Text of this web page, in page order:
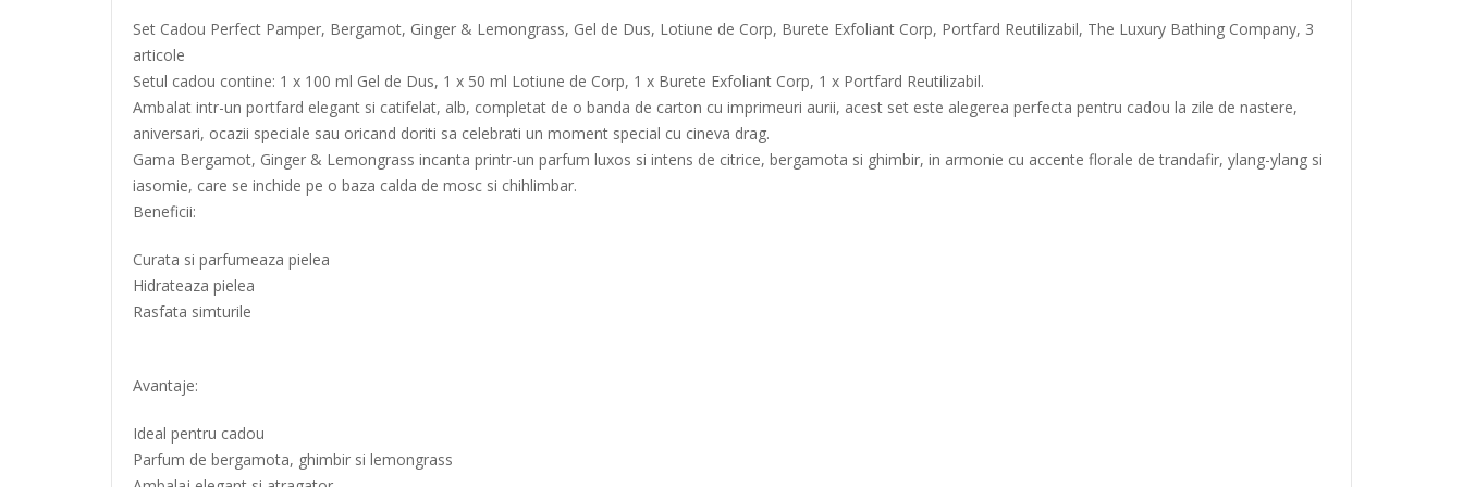
Set Cadou Perfect Pamper, Bergamot, Ginger & Lemongrass, Gel de Dus, Lotiune de Corp, Burete Exfoliant Corp, Portfard Reutilizabil, The Luxury Bathing Company, 3
articole
Setul cadou contine: 1 x 100 ml Gel de Dus, 1 x 50 ml Lotiune de Corp, 1 x Burete Exfoliant Corp, 1 x Portfard Reutilizabil.
Ambalat intr-un portfard elegant si catifelat, alb, completat de o banda de carton cu imprimeuri aurii, acest set este alegerea perfecta pentru cadou la zile de nastere,
aniversari, ocazii speciale sau oricand doriti sa celebrati un moment special cu cineva drag.
Gama Bergamot, Ginger & Lemongrass incanta printr-un parfum luxos si intens de citrice, bergamota si ghimbir, in armonie cu accente florale de trandafir, ylang-ylang si
iasomie, care se inchide pe o baza calda de mosc si chihlimbar.
Beneficii:
Curata si parfumeaza pielea
Hidrateaza pielea
Rasfata simturile
Avantaje:
Ideal pentru cadou
Parfum de bergamota, ghimbir si lemongrass